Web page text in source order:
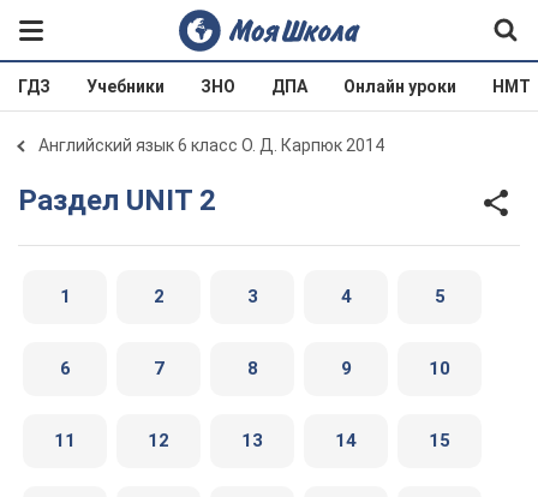
ГДЗ Учебники ЗНО ДПА Онлайн уроки НМТ
Английский язык 6 класс О. Д. Карпюк 2014
Раздел UNIT 2
1 2 3 4 5
6 7 8 9 10
11 12 13 14 15